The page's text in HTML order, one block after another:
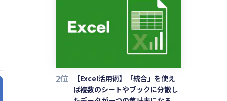
2位
【Excel活用術】「統合」を使え
ば複数のシートやブックに分散し